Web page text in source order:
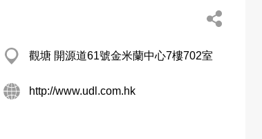
觀塘 開源道61號金米蘭中心7樓702室
http://www.udl.com.hk